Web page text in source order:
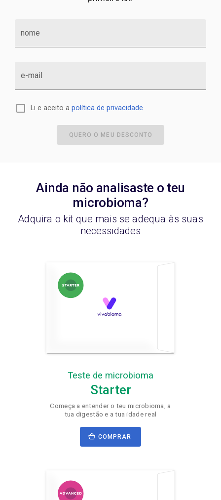
nome
e-mail
Li e aceito a política de privacidade
QUERO O MEU DESCONTO
Ainda não analisaste o teu
microbioma?
Adquira o kit que mais se adequa às suas
necessidades
Teste de microbioma
Starter
Começa a entender o teu microbioma, a
tua digestão e a tua idade real
COMPRAR